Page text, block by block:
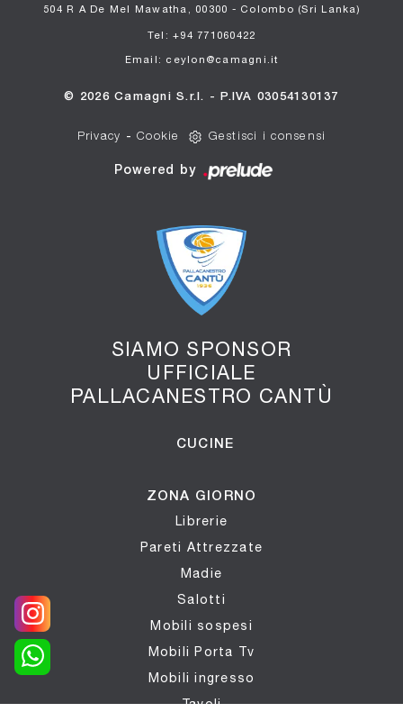
SIAMO SPONSOR
UFFICIALE
PALLACANESTRO CANTÙ
CUCINE
ZONA GIORNO
Librerie
Pareti Attrezzate
Madie
Salotti
Mobili sospesi
Mobili Porta Tv
Mobili ingresso
Tavoli
504 R A De Mel Mawatha, 00300 - Colombo (Sri Lanka)
Tel: +94 771060422
Email: ceylon@camagni.it
© 2026 Camagni S.r.l. - P.IVA 03054130137
Privacy -Cookie Gestisci i consensi
Powered by